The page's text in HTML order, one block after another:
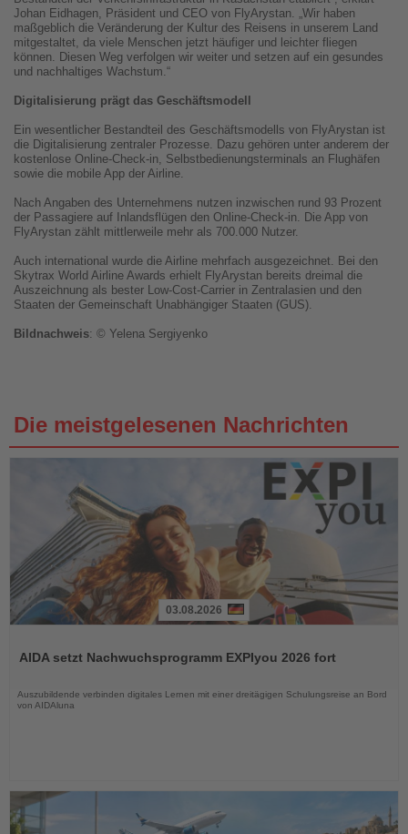
Johan Eidhagen, Präsident und CEO von FlyArystan. „Wir haben
maßgeblich die Veränderung der Kultur des Reisens in unserem Land
mitgestaltet, da viele Menschen jetzt häufiger und leichter fliegen
können. Diesen Weg verfolgen wir weiter und setzen auf ein gesundes
und nachhaltiges Wachstum.“
Digitalisierung prägt das Geschäftsmodell
Ein wesentlicher Bestandteil des Geschäftsmodells von FlyArystan ist
die Digitalisierung zentraler Prozesse. Dazu gehören unter anderem der
kostenlose Online-Check-in, Selbstbedienungsterminals an Flughäfen
sowie die mobile App der Airline.
Nach Angaben des Unternehmens nutzen inzwischen rund 93 Prozent
der Passagiere auf Inlandsflügen den Online-Check-in. Die App von
FlyArystan zählt mittlerweile mehr als 700.000 Nutzer.
Auch international wurde die Airline mehrfach ausgezeichnet. Bei den
Skytrax World Airline Awards erhielt FlyArystan bereits dreimal die
Auszeichnung als bester Low-Cost-Carrier in Zentralasien und den
Staaten der Gemeinschaft Unabhängiger Staaten (GUS).
Bildnachweis: © Yelena Sergiyenko
Die meistgelesenen Nachrichten
die
03.08.2026
AIDA setzt Nachwuchsprogramm EXPIyou 2026 fort
Auszubildende verbinden digitales Lernen mit einer dreitägigen Schulungsreise an Bord
von AIDAluna